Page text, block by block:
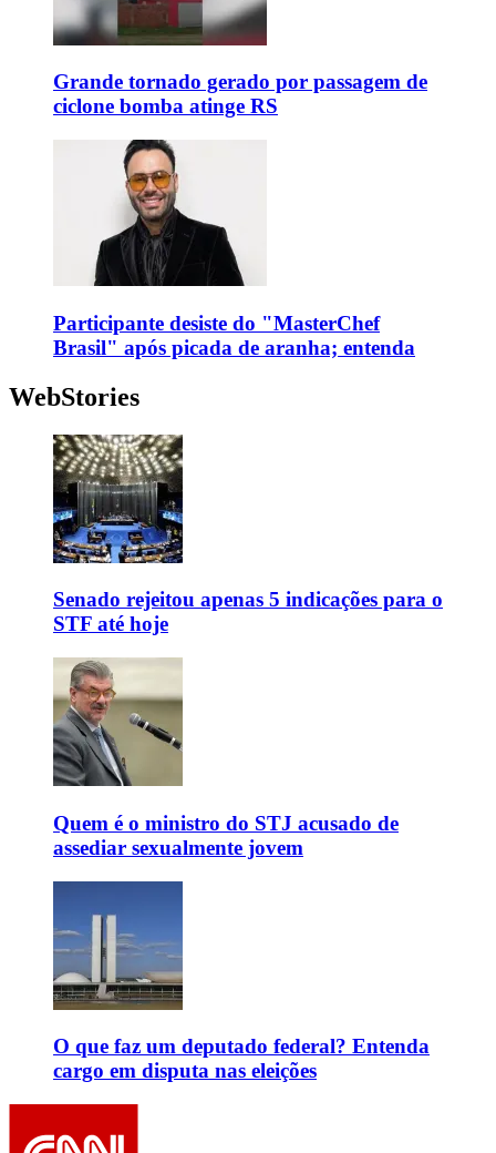
Grande tornado gerado por passagem de
ciclone bomba atinge RS
Participante desiste do "MasterChef
Brasil" após picada de aranha; entenda
WebStories
Senado rejeitou apenas 5 indicações para o
STF até hoje
Quem é o ministro do STJ acusado de
assediar sexualmente jovem
O que faz um deputado federal? Entenda
cargo em disputa nas eleições